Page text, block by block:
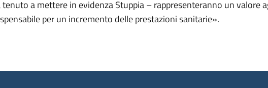
a mettere in evidenza Stuppia – rappresenteranno un valore
per un incremento delle prestazioni sanitarie».